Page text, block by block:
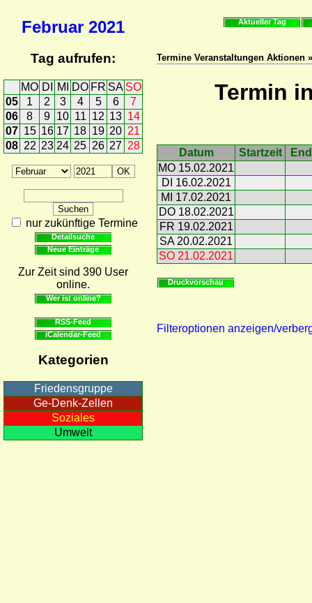
Februar 2021
Tag aufrufen:
MO DI MI DO FR SA SO
05
1 2 3 4 5 6
7
06
8 9 10 11 12 13 14
07 15 16 17 18 19 20 21
08 22 23 24 25 26 27 28
nur zukünftige Termine
Detailsuche
Neue Einträge
Zur Zeit sind 390 User
online.
Wer ist online?
RSS-Feed
iCalendar-Feed
Kategorien
Friedensgruppe
Ge-Denk-Zellen
Soziales
Umwelt
Aktueller Tag
Termine Veranstaltungen Aktionen
Termin
Datum Startzeit
MO 15.02.2021
DI 16.02.2021
MI 17.02.2021
DO 18.02.2021
FR 19.02.2021
SA 20.02.2021
SO 21.02.2021
Druckvorschau
Filteroptionen anzeigen/